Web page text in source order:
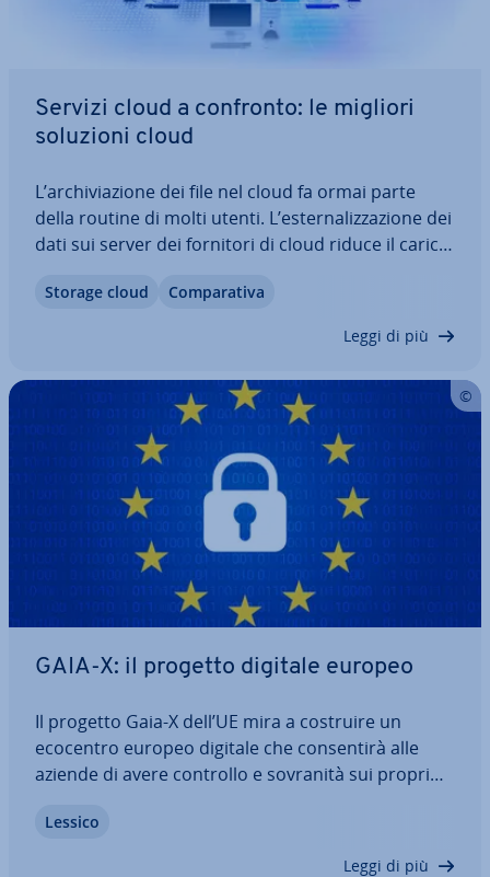
Servizi cloud a confronto: le migliori
soluzioni cloud
L’ar­chi­via­zio­ne dei file nel cloud fa ormai parte
della routine di molti utenti. L’ester­na­liz­za­zio­ne dei
dati sui server dei fornitori di cloud riduce il carico
tà dei dati in qualsiasi momento e da qualsiasi
Storage cloud Com­pa­ra­ti­va
Leggi di più
GAIA-X: il progetto digitale europeo
Il progetto Gaia-X dell’UE mira a costruire un
ecocentro europeo digitale che con­sen­ti­rà alle
aziende di avere controllo e sovranità sui propri
den­te dalle grandi aziende sta­tu­ni­ten­si. Ma cos’è
Lessico
Leggi di più